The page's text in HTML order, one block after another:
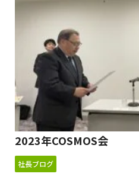
2023年COSMOS会
社長ブログ